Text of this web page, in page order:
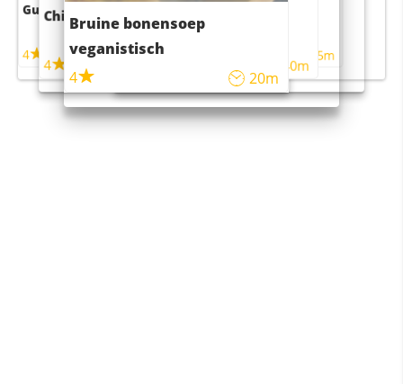
Guacamole
4
Chili con carne
4
Bruine bonensoep
veganistisch
4
20m
Sushi rijstsalade
maaltijdsalade
40m
4 55m